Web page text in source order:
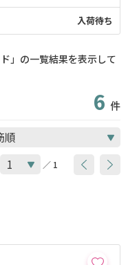
入荷待ち
」の一覧結果を表示して
6 件
／ 1